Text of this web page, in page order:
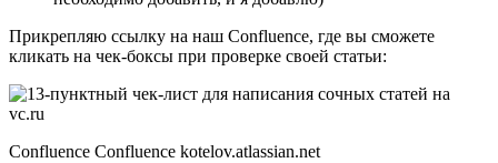
Прикрепляю ссылку на наш Confluence, где вы сможете
кликать на чек-боксы при проверке своей статьи:
Confluence Confluence kotelov.atlassian.net